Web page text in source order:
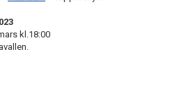
kl.18:00